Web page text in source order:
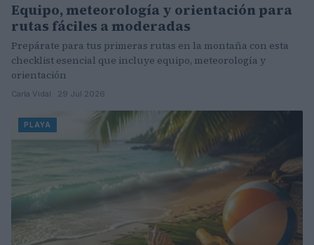
Equipo, meteorología y orientación para
rutas fáciles a moderadas
Prepárate para tus primeras rutas en la montaña con esta
checklist esencial que incluye equipo, meteorología y
orientación
Carla Vidal · 29 Jul 2026
PLAYA